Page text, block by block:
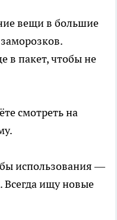
вещи в большие
в пакет, чтобы не
смотреть на
использования —
Всегда ищу новые